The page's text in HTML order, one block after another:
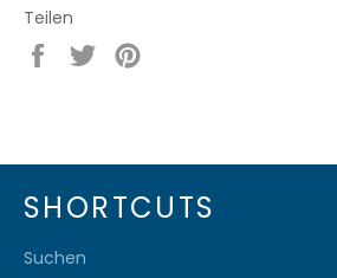
Teilen
Auf
Facebook
Auf
Twitter
SHORTCUTS
Suchen